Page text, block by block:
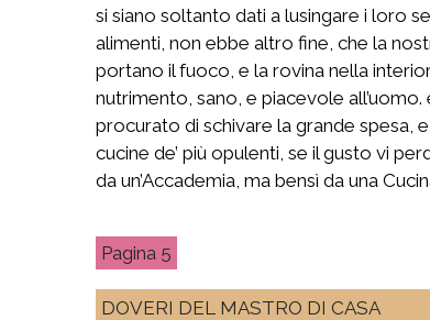
si siano soltanto dati a lusingare i loro
alimenti, non ebbe altro fine, che la
portano il fuoco, e la rovina nella
nutrimento, sano, e piacevole
procurato di schivare la grande spesa,
cucine de’ più opulenti, se il gusto vi
da un’Accademia, ma bensì da una
5
DOVERI DEL MASTRO DI CASA